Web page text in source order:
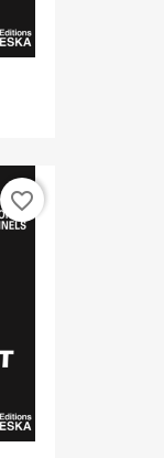
favorite_border